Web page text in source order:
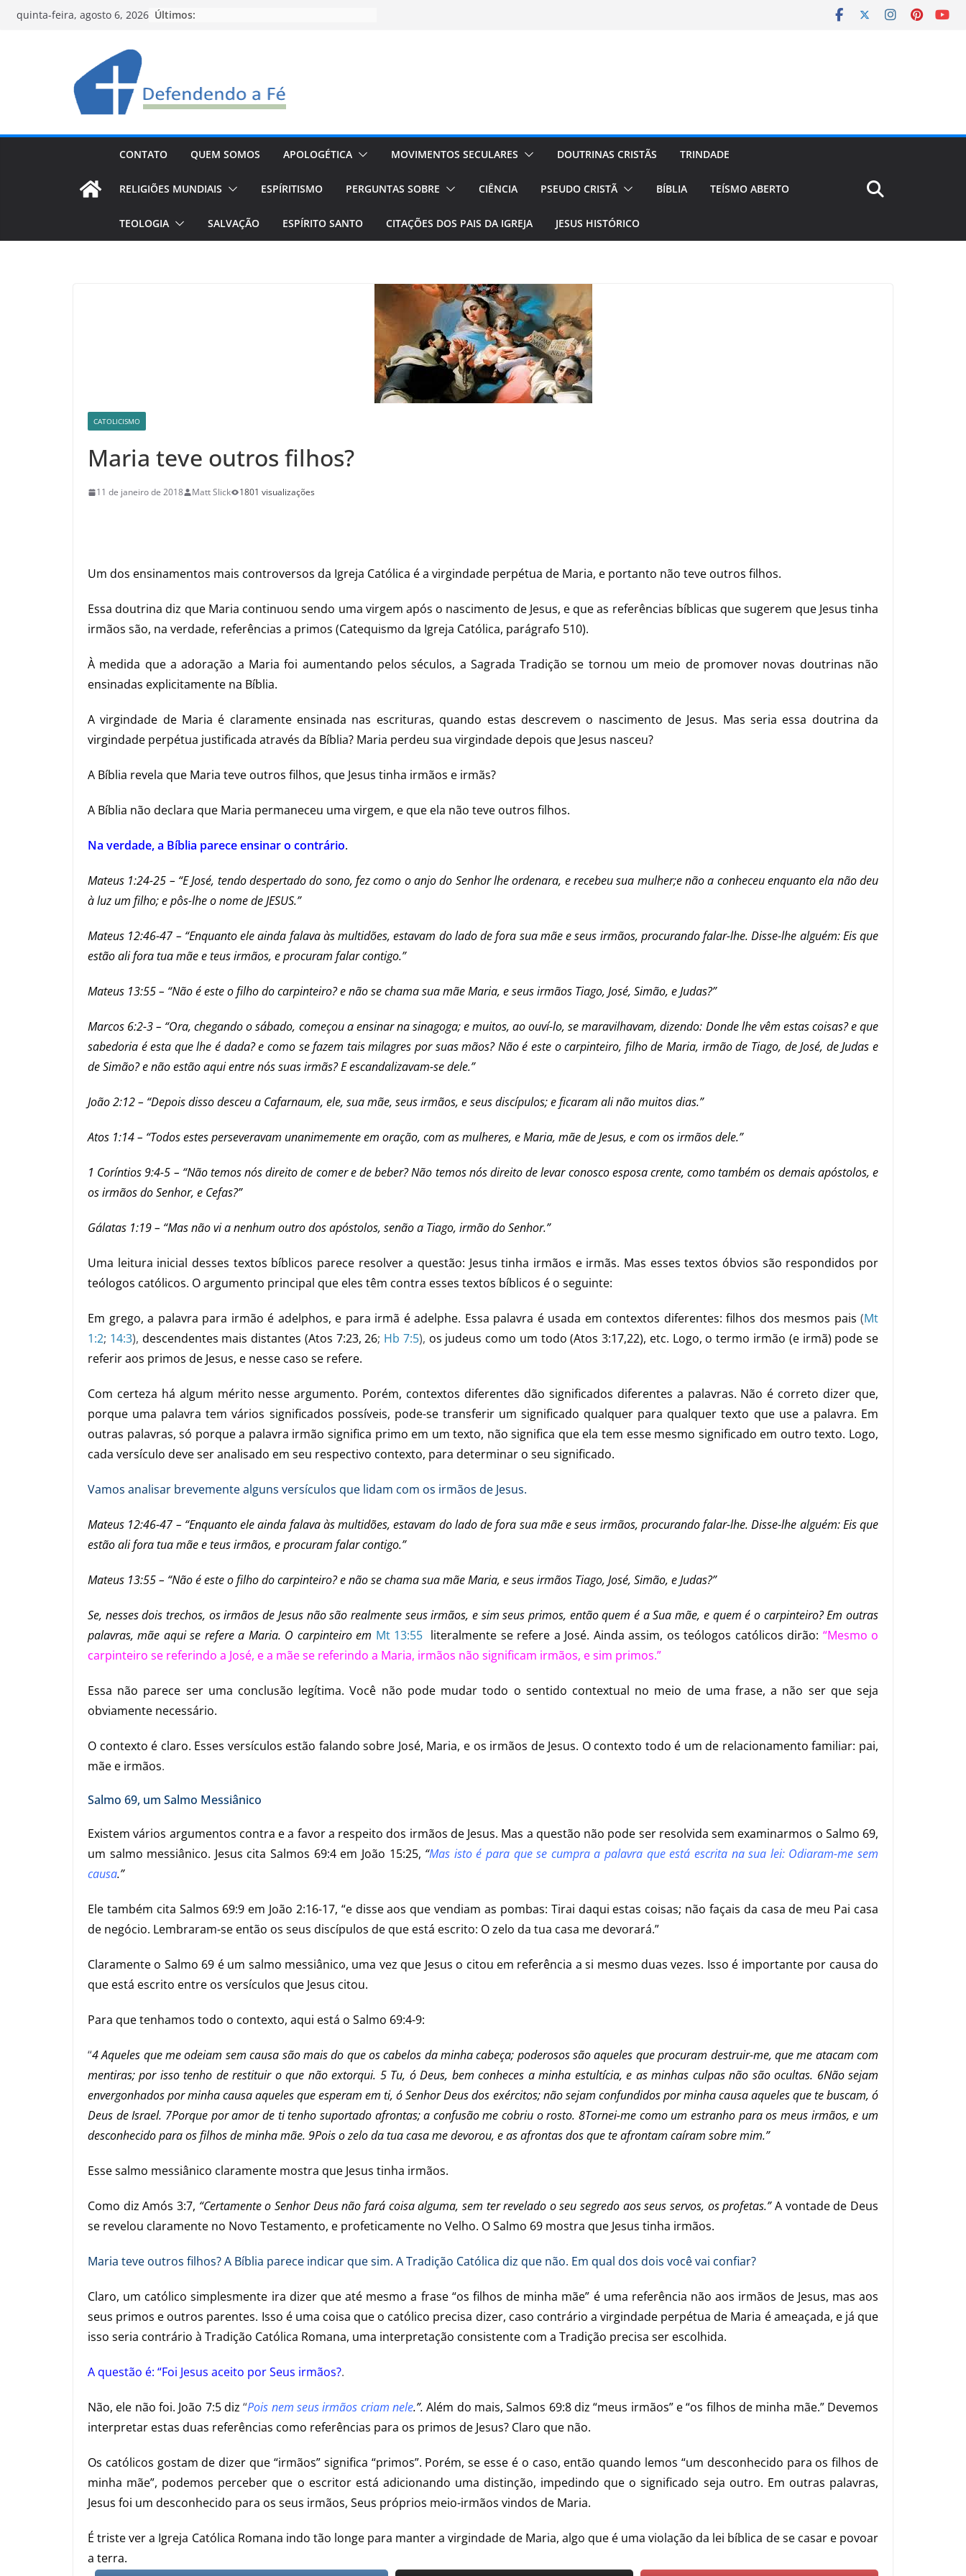
Pularquinta-feira, agosto 6, 2026 Últimos:
CONTATO QUEM SOMOS APOLOGÉTICA MOVIMENTOS SECULARES DOUTRINAS CRISTÃS TRINDADE
RELIGIÕES MUNDIAIS ESPÍRITISMO PERGUNTAS SOBRE CIÊNCIA PSEUDO CRISTÃ BÍBLIA TEÍSMO ABERTO
TEOLOGIA SALVAÇÃO ESPÍRITO SANTO CITAÇÕES DOS PAIS DA IGREJA JESUS HISTÓRICO
CATOLICISMO
Maria teve outros filhos?
11 de janeiro de 2018 Matt Slick 1801 visualizações
Um dos ensinamentos mais controversos da Igreja Católica é a virgindade perpétua de Maria, e portanto não teve outros filhos.
Essa doutrina diz que Maria continuou sendo uma virgem após o nascimento de Jesus, e que as referências bíblicas que sugerem que Jesus tinha
irmãos são, na verdade, referências a primos (Catequismo da Igreja Católica, parágrafo 510).
À medida que a adoração a Maria foi aumentando pelos séculos, a Sagrada Tradição se tornou um meio de promover novas doutrinas não
ensinadas explicitamente na Bíblia.
A virgindade de Maria é claramente ensinada nas escrituras, quando estas descrevem o nascimento de Jesus. Mas seria essa doutrina da
virgindade perpétua justificada através da Bíblia? Maria perdeu sua virgindade depois que Jesus nasceu?
A Bíblia revela que Maria teve outros filhos, que Jesus tinha irmãos e irmãs?
A Bíblia não declara que Maria permaneceu uma virgem, e que ela não teve outros filhos.
Na verdade, a Bíblia parece ensinar o contrário.
Mateus 1:24-25 – “E José, tendo despertado do sono, fez como o anjo do Senhor lhe ordenara, e recebeu sua mulher;e não a conheceu enquanto ela não deu
à luz um filho; e pôs-lhe o nome de JESUS.”
Mateus 12:46-47 – “Enquanto ele ainda falava às multidões, estavam do lado de fora sua mãe e seus irmãos, procurando falar-lhe. Disse-lhe alguém: Eis que
estão ali fora tua mãe e teus irmãos, e procuram falar contigo.”
Mateus 13:55 – “Não é este o filho do carpinteiro? e não se chama sua mãe Maria, e seus irmãos Tiago, José, Simão, e Judas?”
Marcos 6:2-3 – “Ora, chegando o sábado, começou a ensinar na sinagoga; e muitos, ao ouví-lo, se maravilhavam, dizendo: Donde lhe vêm estas coisas? e que
sabedoria é esta que lhe é dada? e como se fazem tais milagres por suas mãos? Não é este o carpinteiro, filho de Maria, irmão de Tiago, de José, de Judas e
de Simão? e não estão aqui entre nós suas irmãs? E escandalizavam-se dele.”
João 2:12 – “Depois disso desceu a Cafarnaum, ele, sua mãe, seus irmãos, e seus discípulos; e ficaram ali não muitos dias.”
Atos 1:14 – “Todos estes perseveravam unanimemente em oração, com as mulheres, e Maria, mãe de Jesus, e com os irmãos dele.”
1 Coríntios 9:4-5 – “Não temos nós direito de comer e de beber? Não temos nós direito de levar conosco esposa crente, como também os demais apóstolos, e
os irmãos do Senhor, e Cefas?”
Gálatas 1:19 – “Mas não vi a nenhum outro dos apóstolos, senão a Tiago, irmão do Senhor.”
Uma leitura inicial desses textos bíblicos parece resolver a questão: Jesus tinha irmãos e irmãs. Mas esses textos óbvios são respondidos por
teólogos católicos. O argumento principal que eles têm contra esses textos bíblicos é o seguinte:
Em grego, a palavra para irmão é adelphos, e para irmã é adelphe. Essa palavra é usada em contextos diferentes: filhos dos mesmos pais (Mt
1:2; 14:3), descendentes mais distantes (Atos 7:23, 26; Hb 7:5), os judeus como um todo (Atos 3:17,22), etc. Logo, o termo irmão (e irmã) pode se
referir aos primos de Jesus, e nesse caso se refere.
Com certeza há algum mérito nesse argumento. Porém, contextos diferentes dão significados diferentes a palavras. Não é correto dizer que,
porque uma palavra tem vários significados possíveis, pode-se transferir um significado qualquer para qualquer texto que use a palavra. Em
outras palavras, só porque a palavra irmão significa primo em um texto, não significa que ela tem esse mesmo significado em outro texto. Logo,
cada versículo deve ser analisado em seu respectivo contexto, para determinar o seu significado.
Vamos analisar brevemente alguns versículos que lidam com os irmãos de Jesus.
Mateus 12:46-47 – “Enquanto ele ainda falava às multidões, estavam do lado de fora sua mãe e seus irmãos, procurando falar-lhe. Disse-lhe alguém: Eis que
estão ali fora tua mãe e teus irmãos, e procuram falar contigo.”
Mateus 13:55 – “Não é este o filho do carpinteiro? e não se chama sua mãe Maria, e seus irmãos Tiago, José, Simão, e Judas?”
Se, nesses dois trechos, os irmãos de Jesus não são realmente seus irmãos, e sim seus primos, então quem é a Sua mãe, e quem é o carpinteiro? Em outras
palavras, mãe aqui se refere a Maria. O carpinteiro em Mt 13:55 literalmente se refere a José. Ainda assim, os teólogos católicos dirão: “Mesmo o
carpinteiro se referindo a José, e a mãe se referindo a Maria, irmãos não significam irmãos, e sim primos.”
Essa não parece ser uma conclusão legítima. Você não pode mudar todo o sentido contextual no meio de uma frase, a não ser que seja
obviamente necessário.
O contexto é claro. Esses versículos estão falando sobre José, Maria, e os irmãos de Jesus. O contexto todo é um de relacionamento familiar: pai,
mãe e irmãos.
Salmo 69, um Salmo Messiânico
Existem vários argumentos contra e a favor a respeito dos irmãos de Jesus. Mas a questão não pode ser resolvida sem examinarmos o Salmo 69,
um salmo messiânico. Jesus cita Salmos 69:4 em João 15:25, “Mas isto é para que se cumpra a palavra que está escrita na sua lei: Odiaram-me sem
causa.”
Ele também cita Salmos 69:9 em João 2:16-17, “e disse aos que vendiam as pombas: Tirai daqui estas coisas; não façais da casa de meu Pai casa
de negócio. Lembraram-se então os seus discípulos de que está escrito: O zelo da tua casa me devorará.”
Claramente o Salmo 69 é um salmo messiânico, uma vez que Jesus o citou em referência a si mesmo duas vezes. Isso é importante por causa do
que está escrito entre os versículos que Jesus citou.
Para que tenhamos todo o contexto, aqui está o Salmo 69:4-9:
“4 Aqueles que me odeiam sem causa são mais do que os cabelos da minha cabeça; poderosos são aqueles que procuram destruir-me, que me atacam com
mentiras; por isso tenho de restituir o que não extorqui. 5 Tu, ó Deus, bem conheces a minha estultícia, e as minhas culpas não são ocultas. 6Não sejam
envergonhados por minha causa aqueles que esperam em ti, ó Senhor Deus dos exércitos; não sejam confundidos por minha causa aqueles que te buscam, ó
Deus de Israel. 7Porque por amor de ti tenho suportado afrontas; a confusão me cobriu o rosto. 8Tornei-me como um estranho para os meus irmãos, e um
desconhecido para os filhos de minha mãe. 9Pois o zelo da tua casa me devorou, e as afrontas dos que te afrontam caíram sobre mim.”
Esse salmo messiânico claramente mostra que Jesus tinha irmãos.
Como diz Amós 3:7, “Certamente o Senhor Deus não fará coisa alguma, sem ter revelado o seu segredo aos seus servos, os profetas.”A vontade de Deus
se revelou claramente no Novo Testamento, e profeticamente no Velho. O Salmo 69 mostra que Jesus tinha irmãos.
Maria teve outros filhos? A Bíblia parece indicar que sim. A Tradição Católica diz que não. Em qual dos dois você vai confiar?
Claro, um católico simplesmente ira dizer que até mesmo a frase “os filhos de minha mãe” é uma referência não aos irmãos de Jesus, mas aos
seus primos e outros parentes. Isso é uma coisa que o católico precisa dizer, caso contrário a virgindade perpétua de Maria é ameaçada, e já que
isso seria contrário à Tradição Católica Romana, uma interpretação consistente com a Tradição precisa ser escolhida.
A questão é: “Foi Jesus aceito por Seus irmãos?.
Não, ele não foi. João 7:5 diz “Pois nem seus irmãos criam nele.”. Além do mais, Salmos 69:8 diz “meus irmãos” e “os filhos de minha mãe.” Devemos
interpretar estas duas referências como referências para os primos de Jesus? Claro que não.
Os católicos gostam de dizer que “irmãos” significa “primos”. Porém, se esse é o caso, então quando lemos “um desconhecido para os filhos de
minha mãe”, podemos perceber que o escritor está adicionando uma distinção, impedindo que o significado seja outro. Em outras palavras,
Jesus foi um desconhecido para os seus irmãos, Seus próprios meio-irmãos vindos de Maria.
É triste ver a Igreja Católica Romana indo tão longe para manter a virgindade de Maria, algo que é uma violação da lei bíblica de se casar e povoar
a terra.